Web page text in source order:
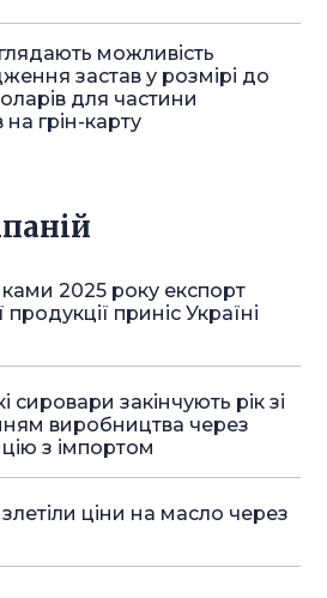
можливість
застав у розмірі до
для частини
на грін-карту
2025 року експорт
приніс Україні
сировари закінчують рік зі
виробництва через
з імпортом
злетіли ціни на масло через